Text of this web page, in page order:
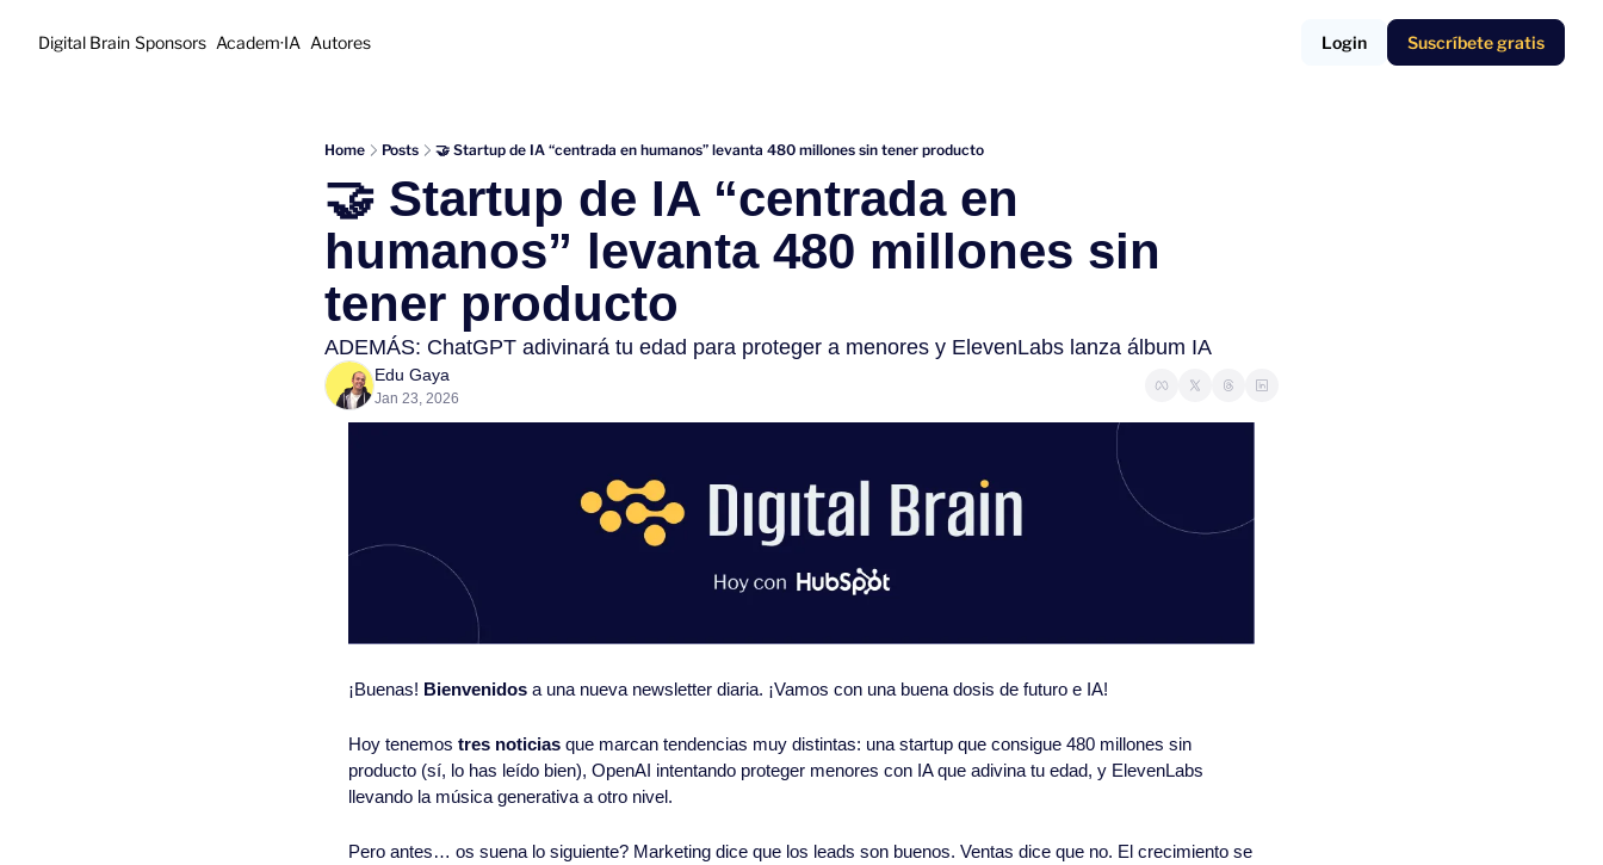
Digital Brain Sponsors Academ·IA Autores Login Suscríbete gratis
Home Posts 🤝 Startup de IA “centrada en humanos” levanta 480 millones sin tener producto
🤝 Startup de IA “centrada en
humanos” levanta 480 millones sin
tener producto
ADEMÁS: ChatGPT adivinará tu edad para proteger a menores y ElevenLabs lanza álbum IA
Edu Gaya
Jan 23, 2026
¡Buenas! Bienvenidos a una nueva newsletter diaria. ¡Vamos con una buena dosis de futuro e IA!
Hoy tenemos tres noticias que marcan tendencias muy distintas: una startup que consigue 480 millones sin
producto (sí, lo has leído bien), OpenAI intentando proteger menores con IA que adivina tu edad, y ElevenLabs
llevando la música generativa a otro nivel.
Pero antes… os suena lo siguiente? Marketing dice que los leads son buenos. Ventas dice que no. El crecimiento se